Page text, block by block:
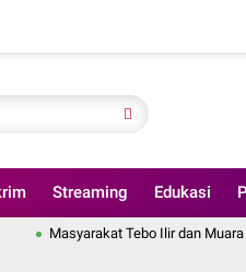
Streaming Edukasi
Tebo Ilir dan Muara Tabir, Bakal